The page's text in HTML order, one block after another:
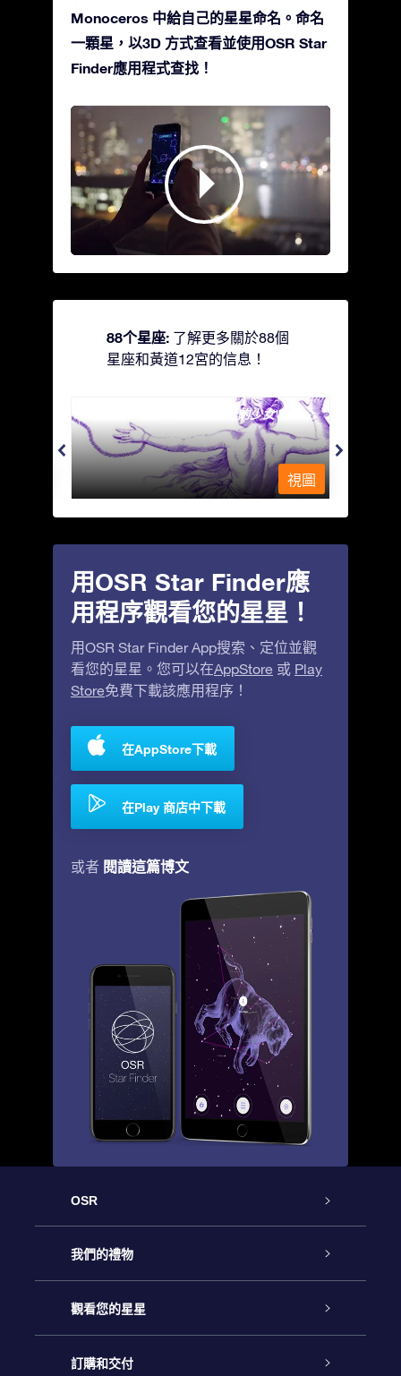
Monoceros 中給自己的星星命名。命名
一顆星，以3D 方式查看並使用OSR Star
Finder應用程式查找！
88个星座: 了解更多關於88個
星座和黃道12宮的信息！
Andromeda - 被鐵鍊鎖著的少女
視圖
用OSR Star Finder應
用程序觀看您的星星！
用OSR Star Finder App搜索、定位並觀
看您的星星。您可以在AppStore 或 Play
Store免費下載該應用程序！
在AppStore下載
在Play 商店中下載
或者 閱讀這篇博文
OSR
客戶服務
聯繫我們
博客
我們的禮物
Online Star禮物
OSR禮物包
觀看您的星星
星星注册
訂購和交付